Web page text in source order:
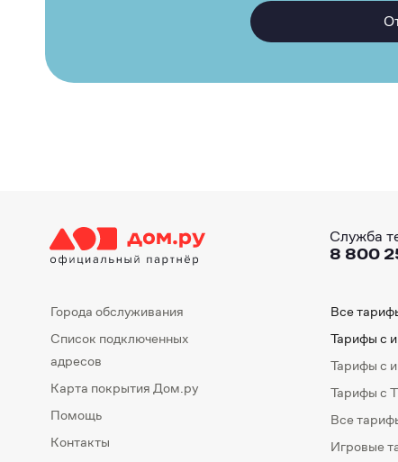
Служба
8 800
Города обслуживания
Список подключенных
адресов
Карта покрытия Дом.ру
Помощь
Контакты
Все
Тарифы с
Тарифы с
Тарифы с
Все
Игровые